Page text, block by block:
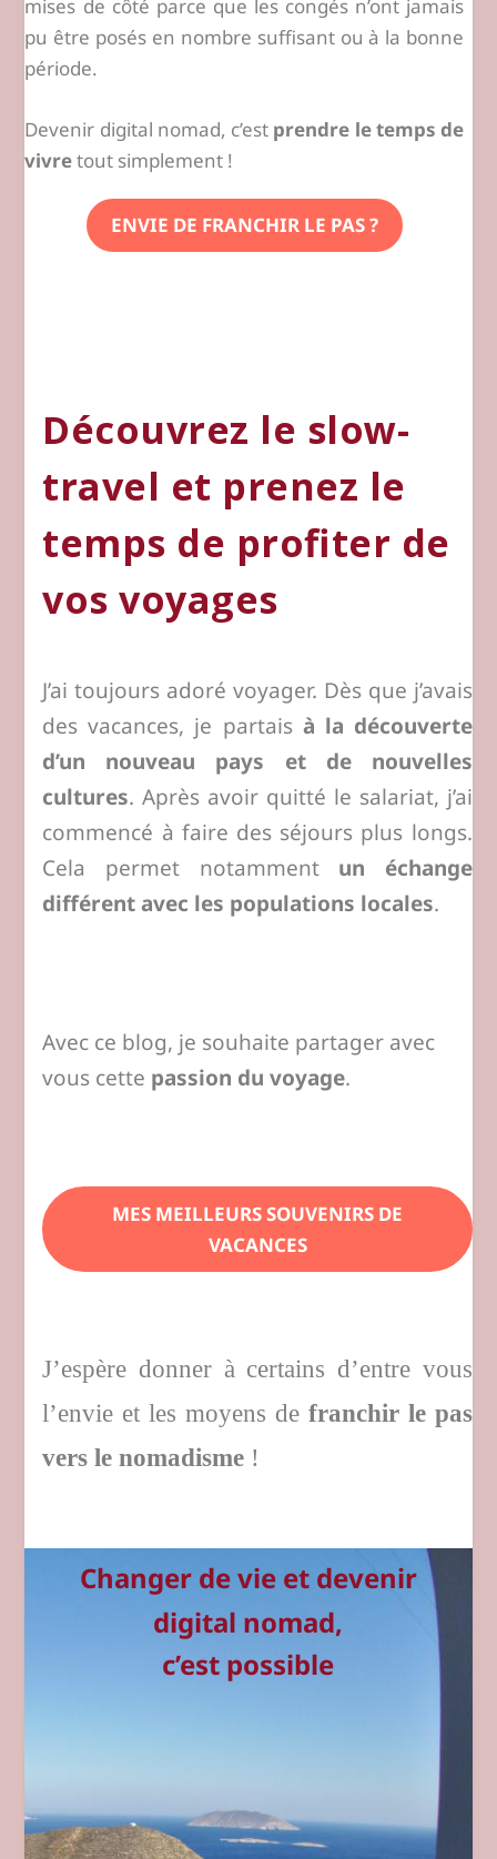
mises de côté parce que les congés n’ont jamais
pu être posés en nombre suffisant ou à la bonne
période.
Devenir digital nomad, c’est prendre le temps de
vivretout simplement !
ENVIE DE FRANCHIR LE PAS ?
Découvrez le slow-
travel et prenez le
temps de profiter de
vos voyages
J’ai toujours adoré voyager. Dès que j’avais
des vacances, je partais à la découverte
d’un nouveau pays et de nouvelles
cultures. Après avoir quitté le salariat, j’ai
commencé à faire des séjours plus longs.
Cela permet notamment un échange
différent avec les populations locales.
Avec ce blog, je souhaite partager avec
vous cette passion du voyage.
MES MEILLEURS SOUVENIRS DE
VACANCES
J’espère donner à certains d’entre vous
l’envie et les moyens de franchir le pas
vers le nomadisme !
Changer de vie et devenir
digital nomad,
c’est possible